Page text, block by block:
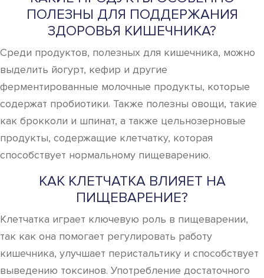
ПОЛЕЗНЫ ДЛЯ ПОДДЕРЖАНИЯ
ЗДОРОВЬЯ КИШЕЧНИКА?
Среди продуктов, полезных для кишечника, можно
выделить йогурт, кефир и другие
ферментированные молочные продукты, которые
содержат пробиотики. Также полезны овощи, такие
как брокколи и шпинат, а также цельнозерновые
продукты, содержащие клетчатку, которая
способствует нормальному пищеварению.
КАК КЛЕТЧАТКА ВЛИЯЕТ НА
ПИЩЕВАРЕНИЕ?
Клетчатка играет ключевую роль в пищеварении,
так как она помогает регулировать работу
кишечника, улучшает перистальтику и способствует
выведению токсинов. Употребление достаточного